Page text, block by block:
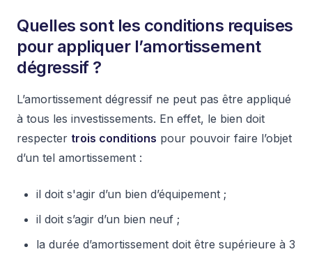
Quelles sont les conditions requises
pour appliquer l’amortissement
dégressif ?
L’amortissement dégressif ne peut pas être appliqué
à tous les investissements. En effet, le bien doit
respecter trois conditions pour pouvoir faire l’objet
d’un tel amortissement :
il doit s'agir d’un bien d’équipement ;
il doit s’agir d’un bien neuf ;
la durée d’amortissement doit être supérieure à 3